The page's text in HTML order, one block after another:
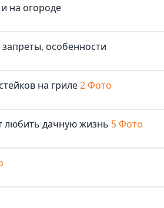
на огороде
особенности
на гриле2 Фото
дачную жизнь 5 Фото